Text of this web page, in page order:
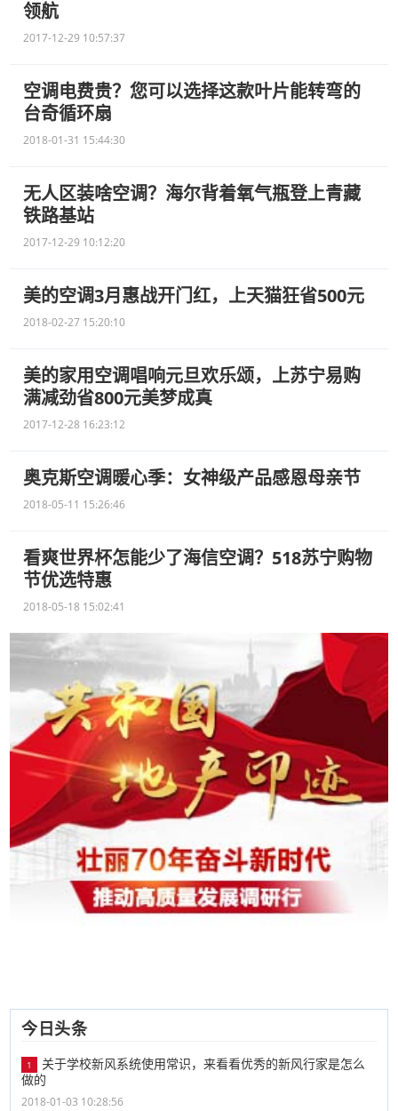
领航
2017-12-29 10:57:37
空调电费贵？您可以选择这款叶片能转弯的
台奇循环扇
2018-01-31 15:44:30
无人区装啥空调？海尔背着氧气瓶登上青藏
铁路基站
2017-12-29 10:12:20
美的空调3月惠战开门红，上天猫狂省500元
2018-02-27 15:20:10
美的家用空调唱响元旦欢乐颂，上苏宁易购
满减劲省800元美梦成真
2017-12-28 16:23:12
奥克斯空调暖心季：女神级产品感恩母亲节
2018-05-11 15:26:46
看爽世界杯怎能少了海信空调？518苏宁购物
节优选特惠
2018-05-18 15:02:41
今日头条
1
关于学校新风系统使用常识，来看看优秀的新风行家是怎么
做的
2018-01-03 10:28:56